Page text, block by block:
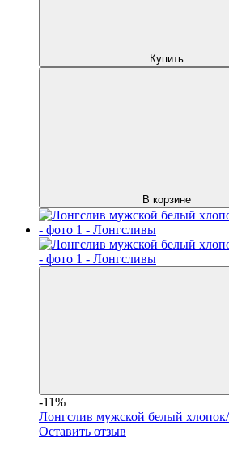
Купить
В корзине
-11%
Лонгслив мужской белый хлопок/
Оставить отзыв